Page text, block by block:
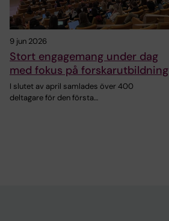
9 jun 2026
Stort engagemang under dag
med fokus på forskarutbildning
I slutet av april samlades över 400
deltagare för den första…